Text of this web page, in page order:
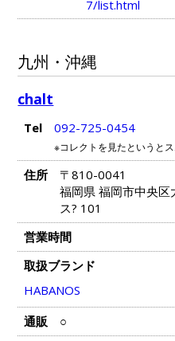
7/list.html
九州・沖縄
chalt
Tel 092-725-0454
※コレクトを見たというとス
住所
〒810-0041
福岡県 福岡市中央
ス? 101
営業時間
取扱ブランド
HABANOS
通販
○